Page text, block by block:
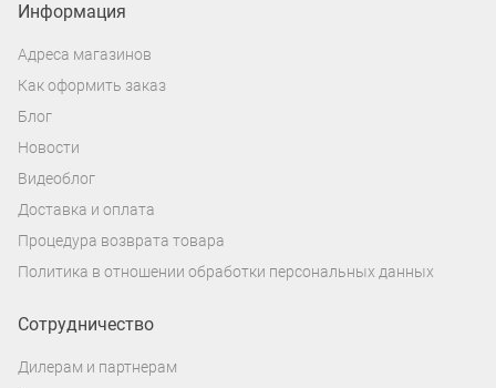
Информация
Адреса магазинов
Как оформить заказ
Блог
Новости
Видеоблог
Доставка и оплата
Процедура возврата товара
Политика в отношении обработки персональных данных
Сотрудничество
Дилерам и партнерам